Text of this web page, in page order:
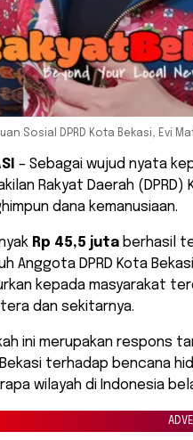
Sosial DPRD Kota Bekasi, Evi
– Sebagai wujud nyata
Rakyat Daerah
dana kemanusiaan.
Rp 45,5 juta berhasil
Anggota DPRD Kota
kepada masyarakat
dan sekitarnya.
ini merupakan respons
terhadap bencana
wilayah di Indonesia